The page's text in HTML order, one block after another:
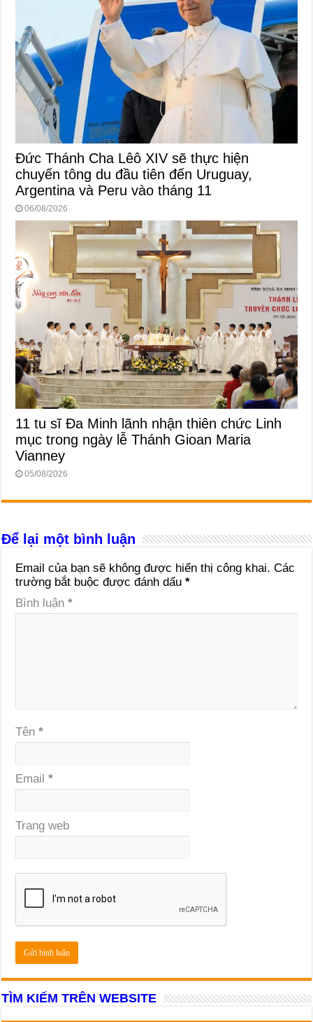
Đức Thánh Cha Lêô XIV sẽ thực hiện
chuyến tông du đầu tiên đến Uruguay,
Argentina và Peru vào tháng 11
06/08/2026
11 tu sĩ Đa Minh lãnh nhận thiên chức Linh
mục trong ngày lễ Thánh Gioan Maria
Vianney
05/08/2026
Để lại một bình luận
Email của bạn sẽ không được hiển thị công khai. Các
trường bắt buộc được đánh dấu*
Bình luận*
Tên*
Email*
Trang web
TÌM KIẾM TRÊN WEBSITE